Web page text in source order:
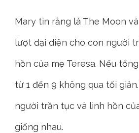
Mary tin rằng lá The Moon
lượt đại diện cho con người
hồn của mẹ Teresa. Nếu
từ 1 đến 9 không qua tối
người trần tục và linh hồn
giống nhau.